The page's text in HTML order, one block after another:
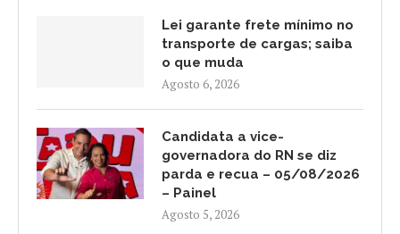
Lei garante frete mínimo no
transporte de cargas; saiba
o que muda
Agosto 6, 2026
Candidata a vice-
governadora do RN se diz
parda e recua – 05/08/2026
– Painel
Agosto 5, 2026